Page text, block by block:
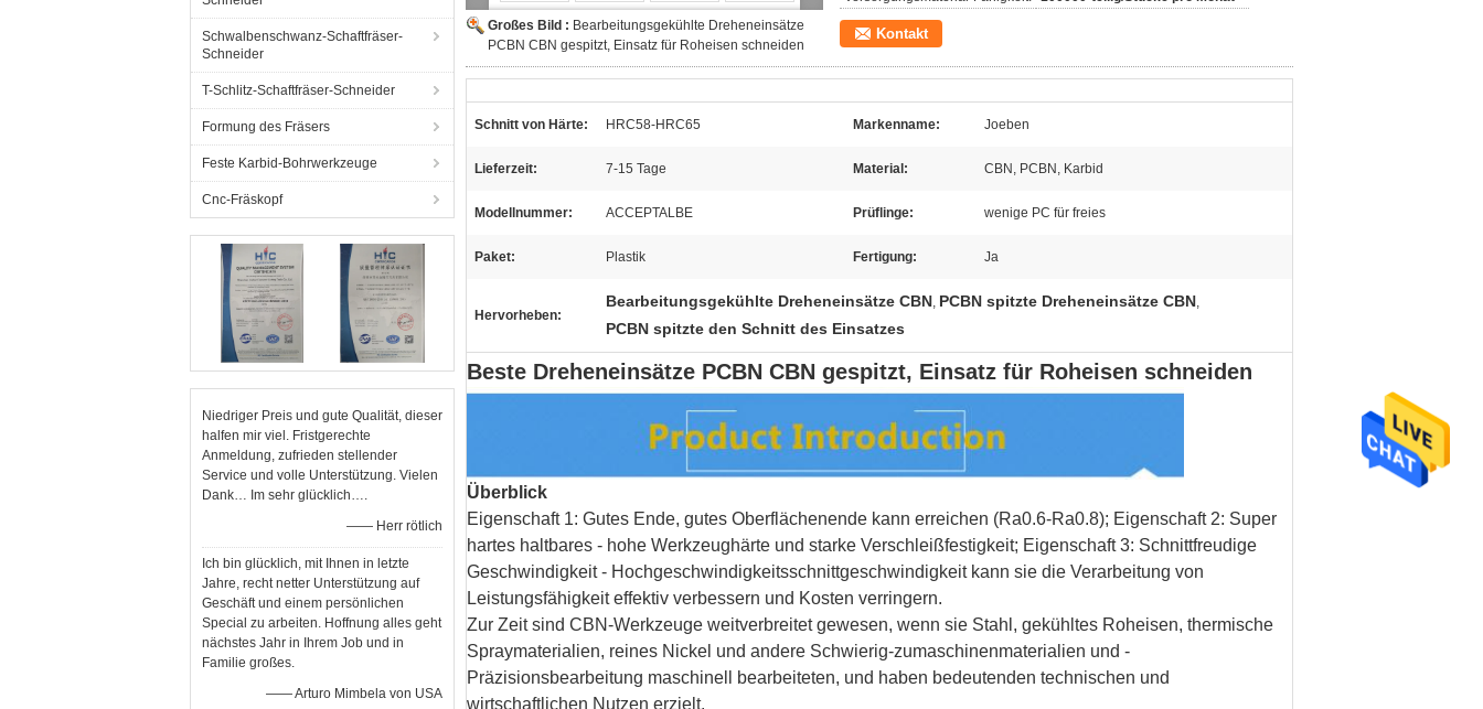
Schwalbenschwanz-Schaftfräser-
Schneider
T-Schlitz-Schaftfräser-Schneider
Formung des Fräsers
Feste Karbid-Bohrwerkzeuge
Cnc-Fräskopf
Niedriger Preis und gute Qualität, dieser
halfen mir viel. Fristgerechte
Anmeldung, zufrieden stellender
Service und volle Unterstützung. Vielen
Dank… Im sehr glücklich….
—— Herr rötlich
Ich bin glücklich, mit Ihnen in letzte
Jahre, recht netter Unterstützung auf
Geschäft und einem persönlichen
Special zu arbeiten. Hoffnung alles geht
nächstes Jahr in Ihrem Job und in
Familie großes.
—— Arturo Mimbela von USA
Großes Bild : Bearbeitungsgekühlte Dreheneinsätze
PCBN CBN gespitzt, Einsatz für Roheisen schneiden
Kontakt
Schnitt von Härte: HRC58-HRC65 Markenname: Joeben
Lieferzeit: 7-15 Tage Material: CBN, PCBN, Karbid
Modellnummer: ACCEPTALBE Prüflinge: wenige PC für freies
Paket: Plastik Fertigung: Ja
Hervorheben:
Bearbeitungsgekühlte Dreheneinsätze CBN, PCBN spitzte Dreheneinsätze CBN,
PCBN spitzte den Schnitt des Einsatzes
Beste Dreheneinsätze PCBN CBN gespitzt, Einsatz für Roheisen schneiden
Überblick
Eigenschaft 1: Gutes Ende, gutes Oberflächenende kann erreichen (Ra0.6-Ra0.8); Eigenschaft 2: Super
hartes haltbares - hohe Werkzeughärte und starke Verschleißfestigkeit; Eigenschaft 3: Schnittfreudige
Geschwindigkeit - Hochgeschwindigkeitsschnittgeschwindigkeit kann sie die Verarbeitung von
Leistungsfähigkeit effektiv verbessern und Kosten verringern.
Zur Zeit sind CBN-Werkzeuge weitverbreitet gewesen, wenn sie Stahl, gekühltes Roheisen, thermische
Spraymaterialien, reines Nickel und andere Schwierig-zumaschinenmaterialien und -
Präzisionsbearbeitung maschinell bearbeiteten, und haben bedeutenden technischen und
wirtschaftlichen Nutzen erzielt.